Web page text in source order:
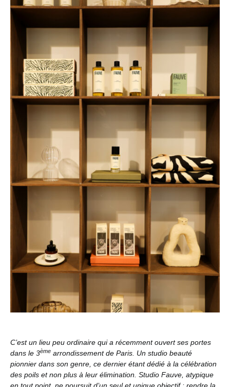
C’est un lieu peu ordinaire qui a récemment ouvert ses portes
dans le 3ème arrondissement de Paris. Un studio beauté
pionnier dans son genre, ce dernier étant dédié à la célébration
des poils et non plus à leur élimination. Studio Fauve, atypique